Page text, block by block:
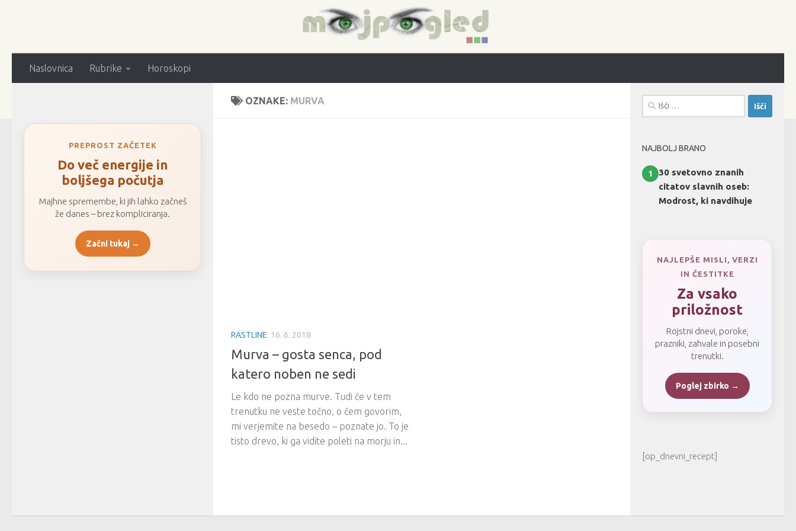
Naslovnica Rubrike Horoskopi
OZNAKE: MURVA
RASTLINE 16. 6. 2018
Murva – gosta senca, pod
katero noben ne sedi
Le kdo ne pozna murve. Tudi če v tem
trenutku ne veste točno, o čem govorim,
mi verjemite na besedo – poznate jo. To je
tisto drevo, ki ga vidite poleti na morju in...
PREPROST ZAČETEK
Do več energije in
boljšega počutja
Majhne spremembe, ki jih lahko začneš
že danes – brez kompliciranja.
Začni tukaj →
Išči:
NAJBOLJ BRANO
1
30 svetovno znanih
citatov slavnih oseb:
Modrost, ki navdihuje
NAJLEPŠE MISLI, VERZI
IN ČESTITKE
Za vsako
priložnost
Rojstni dnevi, poroke,
prazniki, zahvale in posebni
trenutki.
Poglej zbirko →
[op_dnevni_recept]